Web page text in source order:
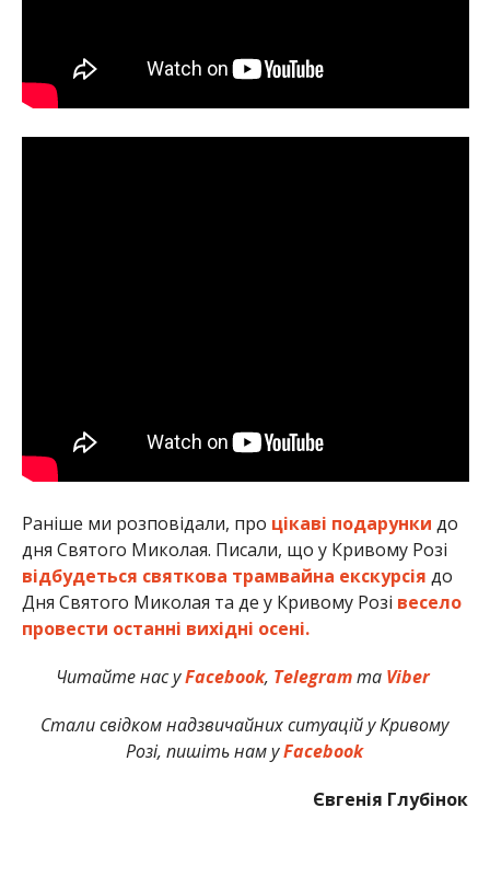
Раніше ми розповідали, про цікаві подарунки до
дня Святого Миколая. Писали, що у Кривому Розі
відбудеться святкова трамвайна екскурсія до
Дня Святого Миколая та де у Кривому Розі весело
провести останні вихідні осені.
Читайте нас уFacebook, Telegramта Viber
Стали свідком надзвичайних ситуацій у Кривому
Розі, пишіть нам уFacebook
Євгенія Глубінок